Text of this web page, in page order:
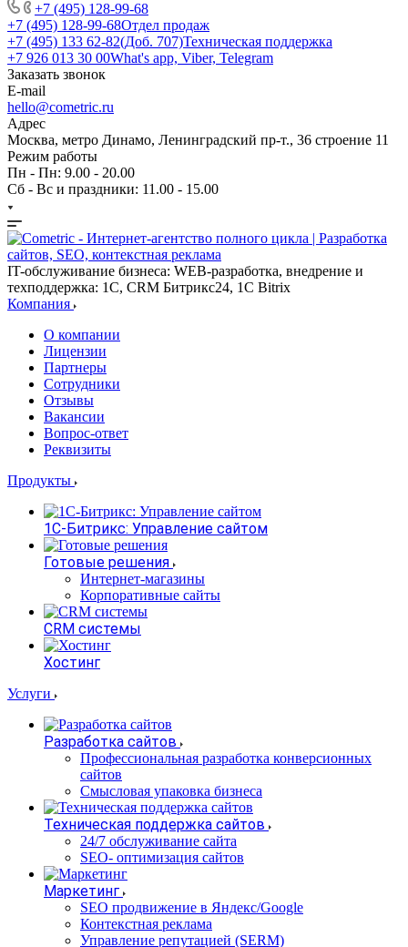
+7 (495) 128-99-68
+7 (495) 128-99-68Отдел продаж
+7 (495) 133 62-82(Доб. 707)Техническая поддержка
+7 926 013 30 00What's app, Viber, Telegram
Заказать звонок
E-mail
hello@cometric.ru
Адрес
Москва, метро Динамо, Ленинградский пр-т., 36 строение 11
Режим работы
Пн - Пн: 9.00 - 20.00
Сб - Вс и праздники: 11.00 - 15.00
IT-обслуживание бизнеса: WEB-разработка, внедрение и
техподдержка: 1С, CRM Битрикс24, 1С Bitrix
Компания
О компании
Лицензии
Партнеры
Сотрудники
Отзывы
Вакансии
Вопрос-ответ
Реквизиты
Продукты
1С-Битрикс: Управление сайтом
Готовые решения
Интернет-магазины
Корпоративные сайты
CRM системы
Хостинг
Услуги
Разработка сайтов
Профессиональная разработка конверсионных
сайтов
Смысловая упаковка бизнеса
Техническая поддержка сайтов
24/7 обслуживание сайта
SEO- оптимизация сайтов
Маркетинг
SEO продвижение в Яндекс/Google
Контекстная реклама
Управление репутацией (SERM)